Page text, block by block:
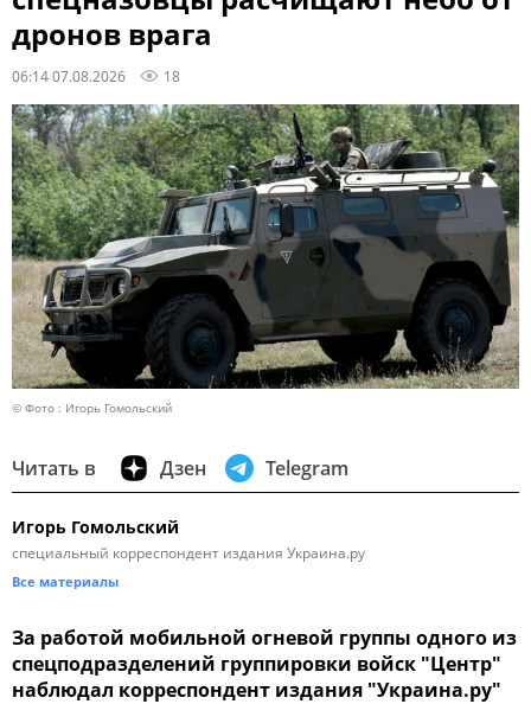
дронов врага
06:14 07.08.2026 18
© Фото : Игорь Гомольский
Читать в Дзен Telegram
Игорь Гомольский
специальный корреспондент издания Украина.ру
Все материалы
За работой мобильной огневой группы одного из
спецподразделений группировки войск "Центр"
наблюдал корреспондент издания "Украина.ру"